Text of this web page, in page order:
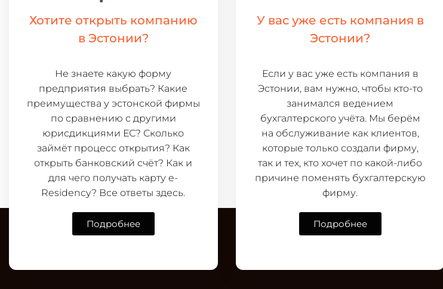
Хотите открыть компанию
в Эстонии?
Не знаете какую форму
предприятия выбрать? Какие
преимущества у эстонской фирмы
по сравнению с другими
юрисдикциями ЕС? Сколько
займёт процесс открытия? Как
открыть банковский счёт? Как и
для чего получать карту e-
Residency? Все ответы здесь.
Подробнее
У вас уже есть компания в
Эстонии?
Если у вас уже есть компания в
Эстонии, вам нужно, чтобы кто-то
занимался ведением
бухгалтерского учёта. Мы берём
на обслуживание как клиентов,
которые только создали фирму,
так и тех, кто хочет по какой-либо
причине поменять бухгалтерскую
фирму.
Подробнее